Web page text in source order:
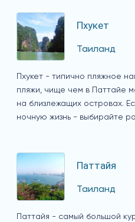
Пхукет
Таиланд
Пхукет - типично пляжное
пляжи, чище чем в Паттайе
на близлежащих островах.
ночную жизнь - выбирайте
Паттайя
Таиланд
Паттайя - самый большой